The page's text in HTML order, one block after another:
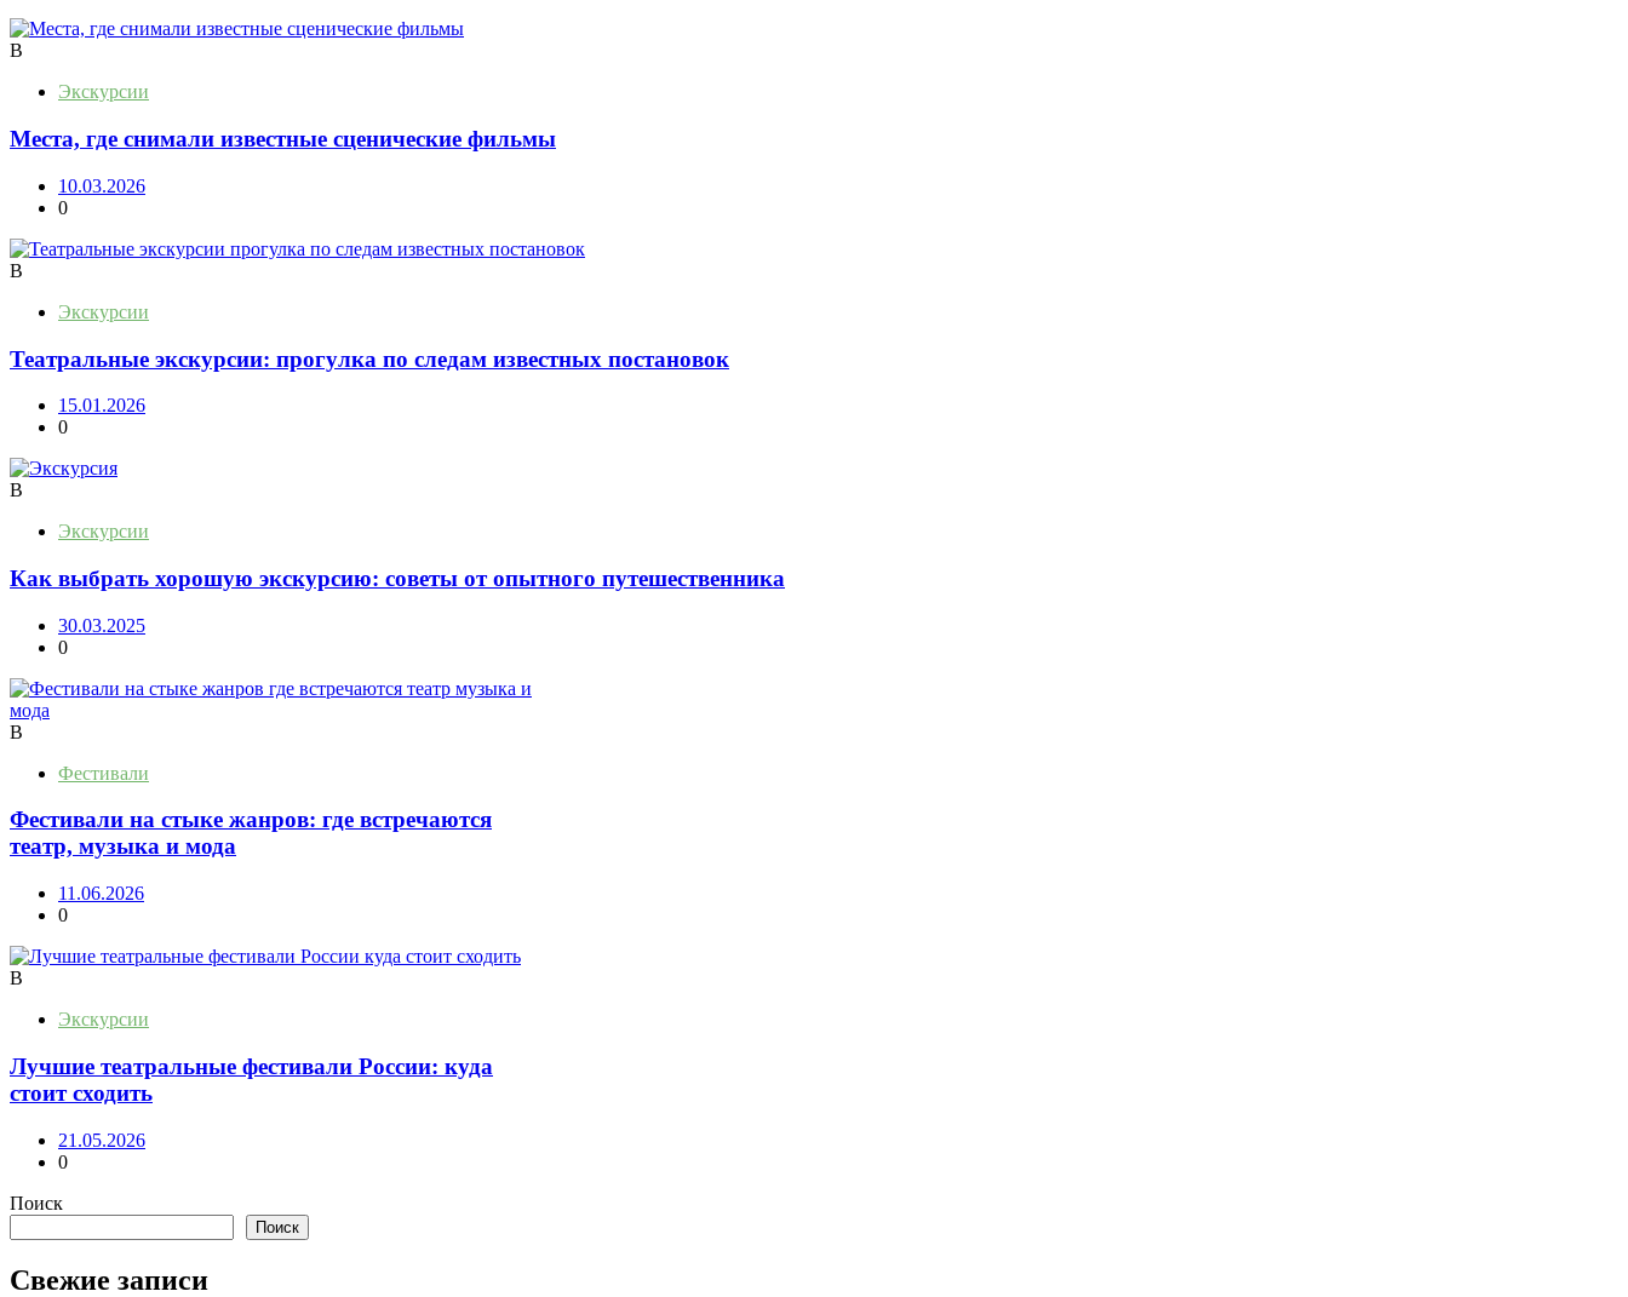
В
Экскурсии
Места, где снимали известные сценические фильмы
10.03.2026
0
В
Экскурсии
Театральные экскурсии: прогулка по следам известных постановок
15.01.2026
0
В
Экскурсии
Как выбрать хорошую экскурсию: советы от опытного путешественника
30.03.2025
0
В
Фестивали
Фестивали на стыке жанров: где встречаются
театр, музыка и мода
11.06.2026
0
В
Экскурсии
Лучшие театральные фестивали России: куда
стоит сходить
21.05.2026
0
Поиск
Поиск
Свежие записи